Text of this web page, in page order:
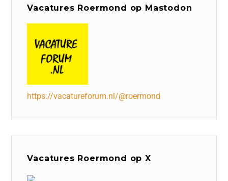
Vacatures Roermond op Mastodon
https://vacatureforum.nl/@roermond
Vacatures Roermond op X